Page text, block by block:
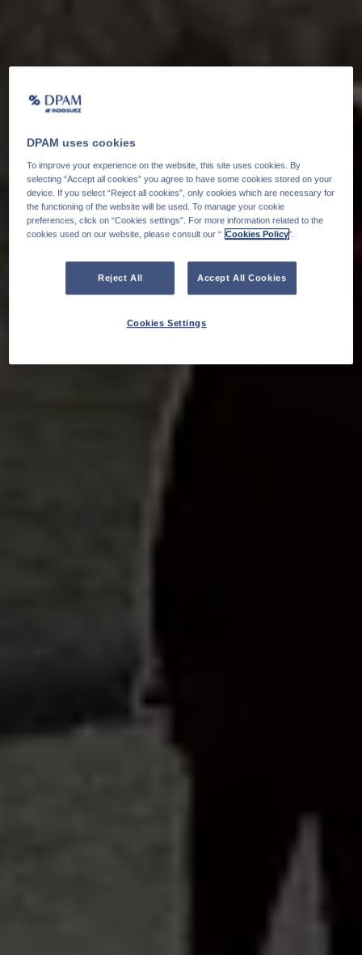
DPAM uses cookies
To improve your experience on the website, this site uses cookies. By
selecting “Accept all cookies” you agree to have some cookies stored on your
device. If you select “Reject all cookies”, only cookies which are necessary for
the functioning of the website will be used. To manage your cookie
preferences, click on “Cookies settings”. For more information related to the
cookies used on our website, please consult our “ Cookies Policy".
Reject All Accept All Cookies
Cookies Settings